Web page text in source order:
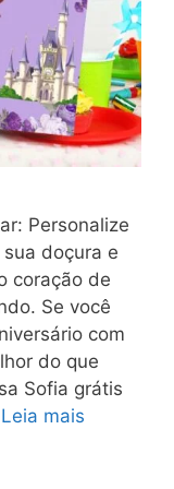
Personalize
doçura e
coração de
Se você
com
do que
Sofia grátis
Leia mais